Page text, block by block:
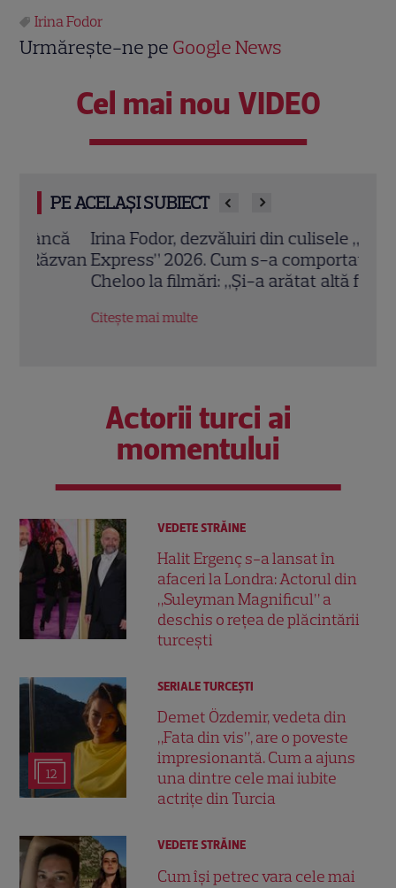
Irina Fodor
Urmărește-ne pe Google News
Cel mai nou VIDEO
PE ACELAȘI SUBIECT
Irina Fodor, dezvăluiri din culisele „Asia
Express” 2026. Cum s-a comportat
Cheloo la filmări: „Și-a arătat altă față”
Citește mai multe
Actorii turci ai
momentului
VEDETE STRĂINE
Halit Ergenç s-a lansat în
afaceri la Londra: Actorul din
„Suleyman Magnificul” a
deschis o rețea de plăcintării
turcești
12
SERIALE TURCEŞTI
Demet Özdemir, vedeta din
„Fata din vis”, are o poveste
impresionantă. Cum a ajuns
una dintre cele mai iubite
actrițe din Turcia
VEDETE STRĂINE
Cum își petrec vara cele mai